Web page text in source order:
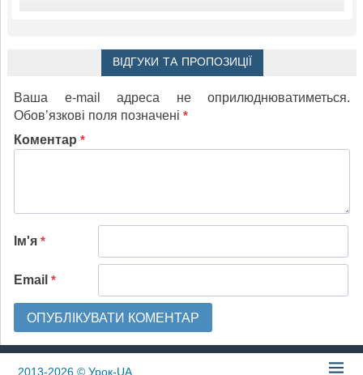
ВІДГУКИ ТА ПРОПОЗИЦІЇ
Ваша e-mail адреса не оприлюднюватиметься.
Обов’язкові поля позначені *
Коментар *
Ім'я *
Email *
2013-2026© Урок-UA